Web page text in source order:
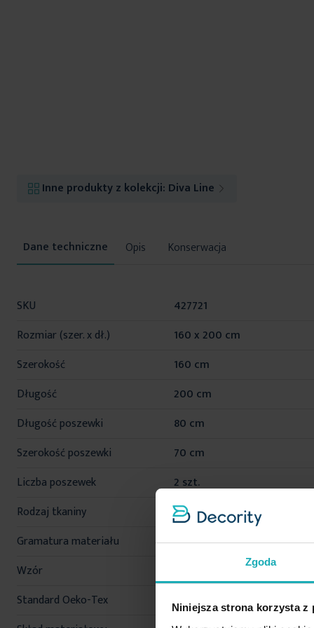
Zgoda
Niniejsza strona korzysta z
Inne produkty z kolekcji: Diva Line
Opis Konserwacja
Więcej
SKU
427721
Rozmiar (szer. x dł.)
160 x 200 cm
Szerokość
160 cm
Długość
200 cm
Długość poszewki
80 cm
Szerokość poszewki
70 cm
Liczba poszewek
2 szt.
Rodzaj tkaniny
bawełniane, gładkie
Gramatura materiału
125 g/m²
Wzór
jednokolorowe
Standard Oeko-Tex
tak